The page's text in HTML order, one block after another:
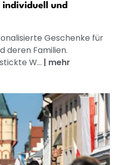
individuell und
Geschenke für
deren Familien.
W... | mehr